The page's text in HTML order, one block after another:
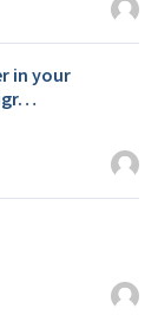
in your